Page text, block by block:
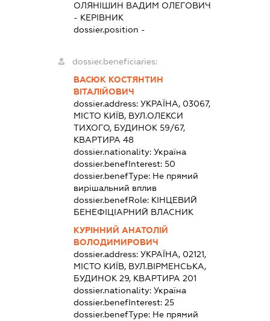
ОЛЯНІШИН ВАДИМ ОЛЕГОВИЧ
- КЕРІВНИК
dossier.position -
dossier.beneficiaries:
ВАСЮК КОСТЯНТИН
ВІТАЛІЙОВИЧ
dossier.address: УКРАЇНА, 03067,
МІСТО КИЇВ, ВУЛ.ОЛЕКСИ
ТИХОГО, БУДИНОК 59/67,
КВАРТИРА 48
dossier.nationality: Україна
dossier.benefInterest: 50
dossier.benefType: Не прямий
вирішальний вплив
dossier.benefRole: КІНЦЕВИЙ
БЕНЕФІЦІАРНИЙ ВЛАСНИК
КУРІННИЙ АНАТОЛІЙ
ВОЛОДИМИРОВИЧ
dossier.address: УКРАЇНА, 02121,
МІСТО КИЇВ, ВУЛ.ВІРМЕНСЬКА,
БУДИНОК 29, КВАРТИРА 201
dossier.nationality: Україна
dossier.benefInterest: 25
dossier.benefType: Не прямий